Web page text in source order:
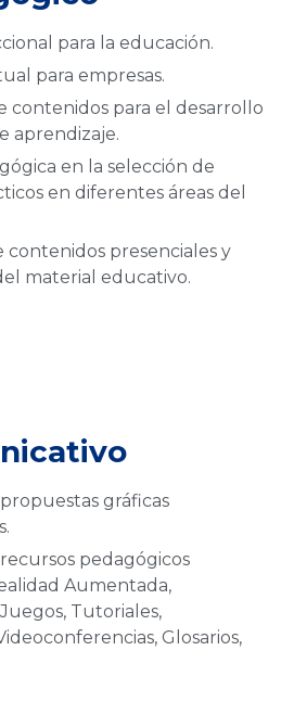
para la educación.
para empresas.
contenidos para el desarrollo
aprendizaje.
en la selección de
en diferentes áreas del
contenidos presenciales y
material educativo.
gráficas
pedagógicos
Aumentada,
Tutoriales,
Glosarios,